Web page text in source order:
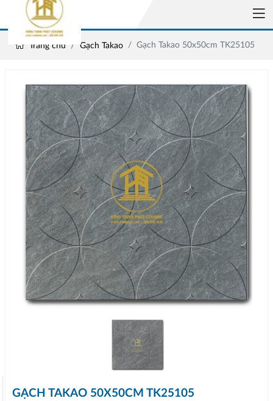
Trang chủ Gạch Takao Gạch Takao 50x50cm TK25105
GẠCH TAKAO 50X50CM TK25105